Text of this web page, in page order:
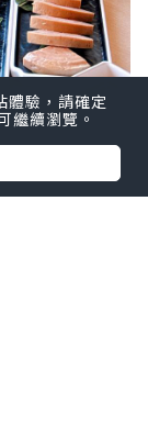
驗，請確定
繼續瀏覽。